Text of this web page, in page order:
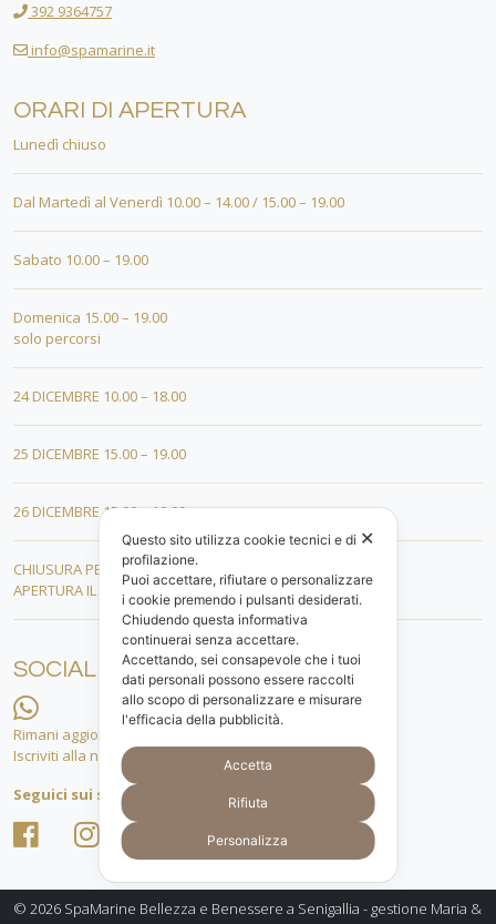
392 9364757
info@spamarine.it
ORARI DI APERTURA
Lunedì chiuso
Dal Martedì al Venerdì 10.00 – 14.00 / 15.00 – 19.00
Sabato 10.00 – 19.00
Domenica 15.00 – 19.00
solo percorsi
24 DICEMBRE 10.00 – 18.00
25 DICEMBRE 15.00 – 19.00
26 DICEMBRE 15.00 – 19.00
CHIUSURA PER FERIE DAL 01 AL 19 GENNAIO
APERTURA IL 20 GENNAIO 2026
SOCIAL
Rimani aggiornato.
Iscriviti alla nostra lista whatsapp!
Seguici sui social
© 2026 SpaMarine Bellezza e Benessere a Senigallia - gestione Maria &
✕
Questo sito utilizza cookie tecnici e di
profilazione.
Puoi accettare, rifiutare o personalizzare
i cookie premendo i pulsanti desiderati.
Chiudendo questa informativa
continuerai senza accettare.
Accettando, sei consapevole che i tuoi
dati personali possono essere raccolti
allo scopo di personalizzare e misurare
l'efficacia della pubblicità.
Accetta
Rifiuta
Personalizza